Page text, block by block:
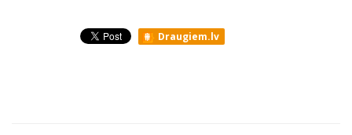
Draugiem.lv